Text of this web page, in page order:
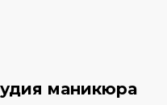
маникюра